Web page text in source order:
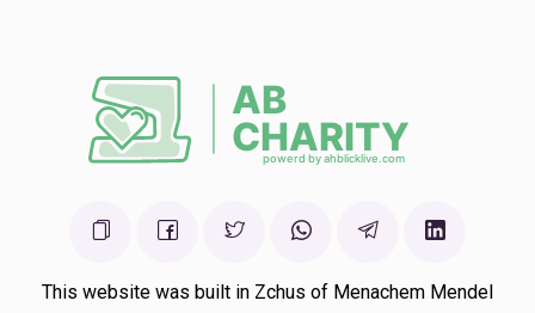
This website was built in Zchus of Menachem Mendel